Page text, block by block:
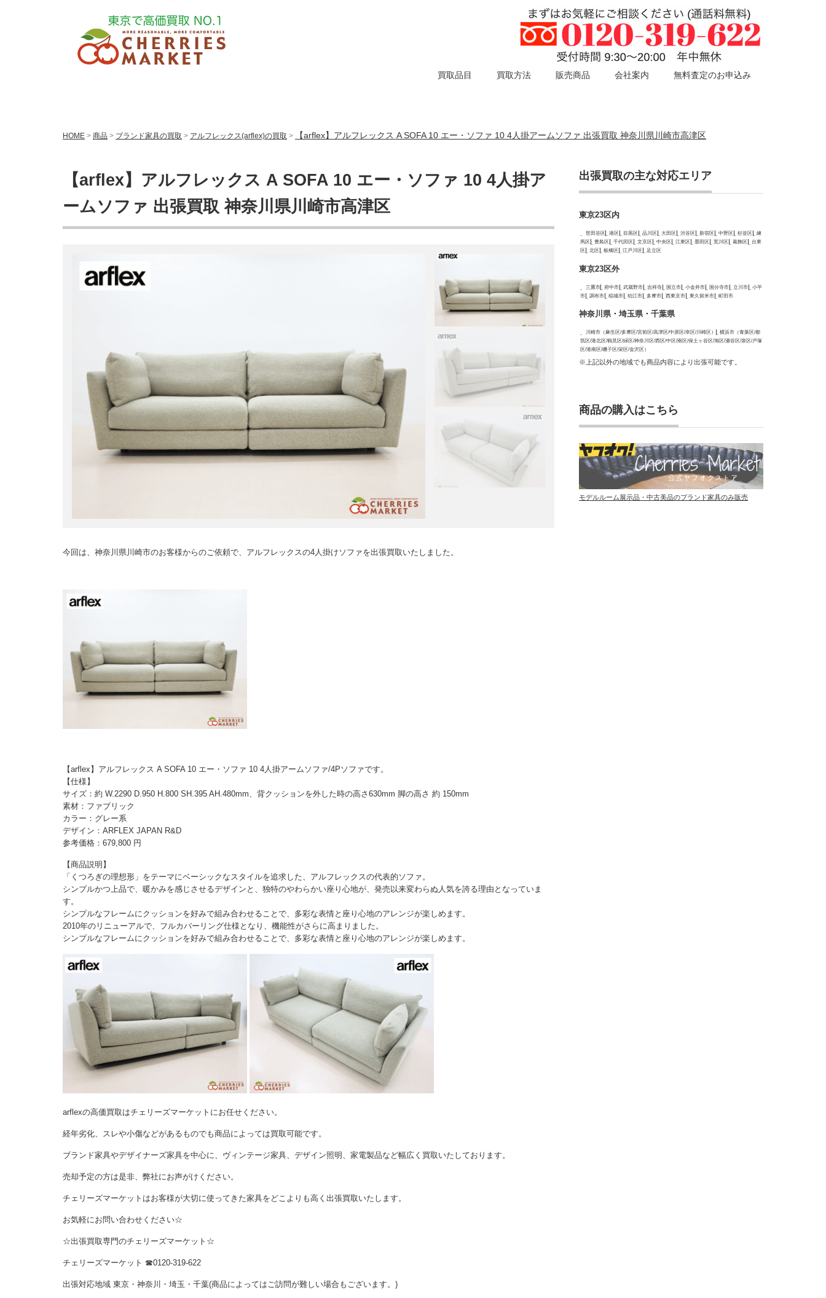
買取品目 買取方法 販売商品 会社案内 無料査定のお申込み
HOME > 商品 > ブランド家具の買取 > アルフレックス(arflex)の買取 > 【arflex】アルフレックス A SOFA 10 エー・ソファ 10 4人掛アームソファ 出張買取 神奈川県川崎市高津区
【arflex】アルフレックス A SOFA 10 エー・ソファ 10 4人掛ア
ームソファ 出張買取 神奈川県川崎市高津区
今回は、神奈川県川崎市のお客様からのご依頼で、アルフレックスの4人掛けソファを出張買取いたしました。
【arflex】アルフレックス A SOFA 10 エー・ソファ 10 4人掛アームソファ/4Pソファです。
【仕様】
サイズ：約 W.2290 D.950 H.800 SH.395 AH.480mm、背クッションを外した時の高さ630mm 脚の高さ 約 150mm
素材：ファブリック
カラー：グレー系
デザイン：ARFLEX JAPAN R&D
参考価格：679,800 円
【商品説明】
「くつろぎの理想形」をテーマにベーシックなスタイルを追求した、アルフレックスの代表的ソファ。
シンプルかつ上品で、暖かみを感じさせるデザインと、独特のやわらかい座り心地が、発売以来変わらぬ人気を誇る理由となっていま
す。
シンプルなフレームにクッションを好みで組み合わせることで、多彩な表情と座り心地のアレンジが楽しめます。
2010年のリニューアルで、フルカバーリング仕様となり、機能性がさらに高まりました。
シンプルなフレームにクッションを好みで組み合わせることで、多彩な表情と座り心地のアレンジが楽しめます。
arflexの高価買取はチェリーズマーケットにお任せください。
経年劣化、スレや小傷などがあるものでも商品によっては買取可能です。
ブランド家具やデザイナーズ家具を中心に、ヴィンテージ家具、デザイン照明、家電製品など幅広く買取いたしております。
売却予定の方は是非、弊社にお声がけください。
チェリーズマーケットはお客様が大切に使ってきた家具をどこよりも高く出張買取いたします。
お気軽にお問い合わせください☆
☆出張買取専門のチェリーズマーケット☆
チェリーズマーケット ☎︎0120-319-622
出張対応地域 東京・神奈川・埼玉・千葉(商品によってはご訪問が難しい場合もございます。)
出張買取の主な対応エリア
東京23区内
世田谷区 港区 目黒区 品川区 大田区 渋谷区 新宿区 中野区 杉並区
練
馬区
豊島区 千代田区 文京区 中央区 江東区 墨田区 荒川区 葛飾区
台東
区
北区 板橋区 江戸川区 足立区
東京23区外
三鷹市 府中市 武蔵野市 吉祥寺 国立市 小金井市 国分寺市 立川市
小平
市
調布市 稲城市 狛江市 多摩市 西東京市 東久留米市 町田市
神奈川県・埼玉県・千葉県
川崎市（麻生区/多摩区/宮前区/高津区/中原区/幸区/川崎区）
横浜市（青葉区/都
筑区/港北区/鶴見区/緑区/神奈川区/西区/中区/南区/保土ヶ谷区/旭区/瀬谷区/泉区/戸塚
区/港南区/磯子区/栄区/金沢区）
※上記以外の地域でも商品内容により出張可能です。
商品の購入はこちら
モデルルーム展示品・中古美品のブランド家具のみ販売